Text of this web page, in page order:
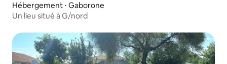
Hébergement ⋅ Gaborone
Un lieu situé à G/nord